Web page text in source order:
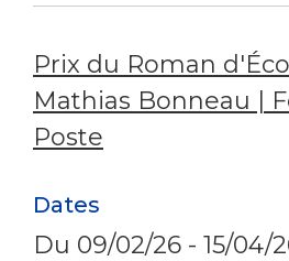
Prix du Roman
Mathias Bonneau |
Poste
Dates
Du 09/02/26 - 15/04/